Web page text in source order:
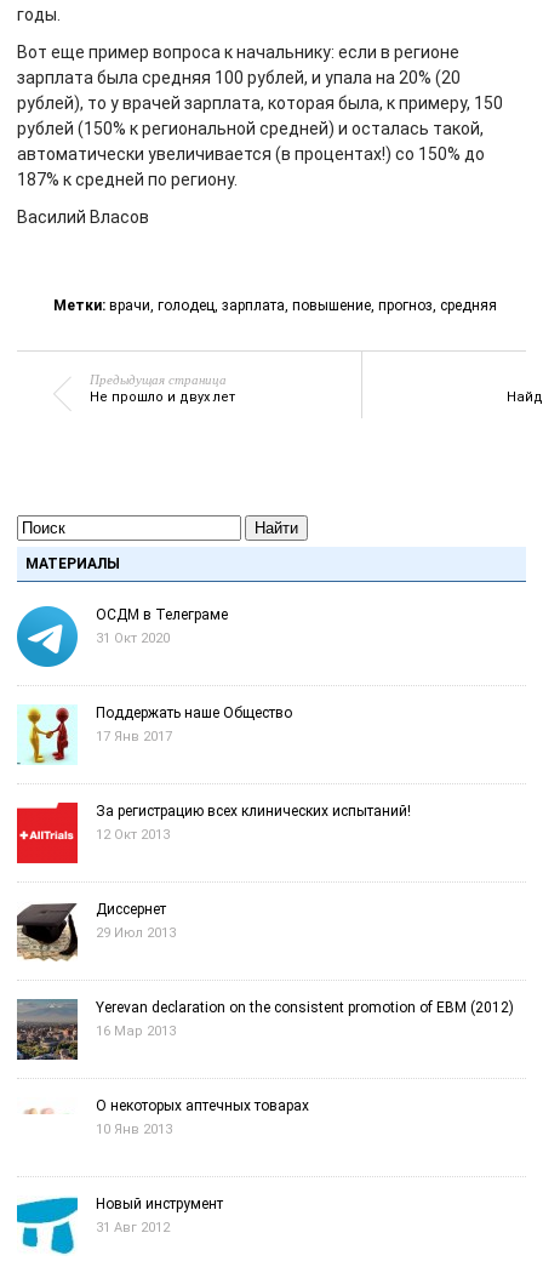
годы.
Вот еще пример вопроса к начальнику: если в регионе
зарплата была средняя 100 рублей, и упала на 20% (20
рублей), то у врачей зарплата, которая была, к примеру, 150
рублей (150% к региональной средней) и осталась такой,
автоматически увеличивается (в процентах!) со 150% до
187% к средней по региону.
Василий Власов
Метки: врачи, голодец, зарплата, повышение, прогноз, средняя
Предыдущая страница
Не прошло и двух лет
Найти
МАТЕРИАЛЫ
ОСДМ в Телеграме
31 Окт 2020
Поддержать наше Общество
17 Янв 2017
За регистрацию всех клинических испытаний!
12 Окт 2013
Диссернет
29 Июл 2013
Yerevan declaration on the consistent promotion of EBM (2012)
16 Мар 2013
О некоторых аптечных товарах
10 Янв 2013
Новый инструмент
31 Авг 2012